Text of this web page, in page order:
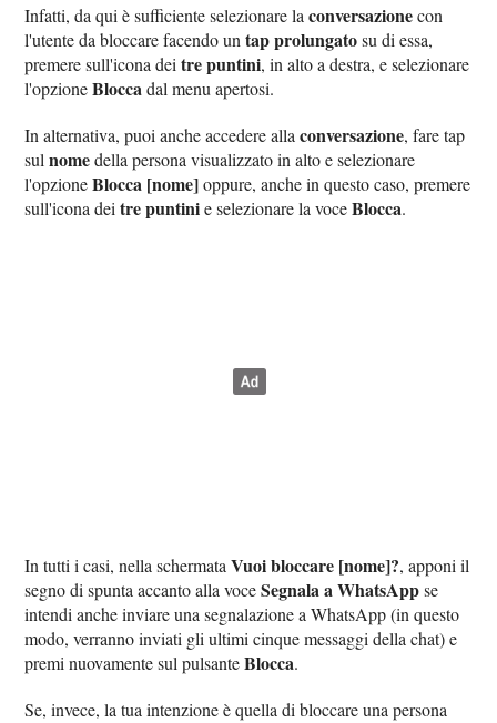
Infatti, da qui è sufficiente selezionare laconversazionecon
l'utente da bloccare facendo untap prolungatosu di essa,
premere sull'icona deitre puntini, in alto a destra, e selezionare
l'opzioneBloccadal menu apertosi.
In alternativa, puoi anche accedere allaconversazione, fare tap
sulnomedella persona visualizzato in alto e selezionare
l'opzioneBlocca [nome]oppure, anche in questo caso, premere
sull'icona deitre puntinie selezionare la voceBlocca.
In tutti i casi, nella schermataVuoi bloccare [nome]?, apponi il
segno di spunta accanto alla voceSegnala a WhatsAppse
intendi anche inviare una segnalazione a WhatsApp (in questo
modo, verranno inviati gli ultimi cinque messaggi della chat) e
premi nuovamente sul pulsanteBlocca.
Se, invece, la tua intenzione è quella di bloccare una persona